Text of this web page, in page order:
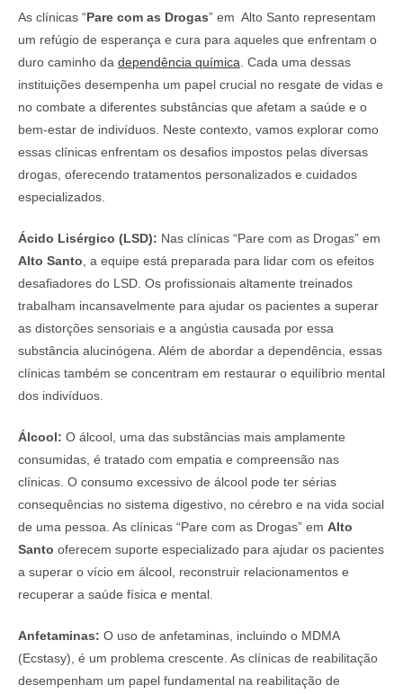
As clínicas “Pare com as Drogas” em Alto Santo representam
um refúgio de esperança e cura para aqueles que enfrentam o
duro caminho da dependência química . Cada uma dessas
instituições desempenha um papel crucial no resgate de vidas e
no combate a diferentes substâncias que afetam a saúde e o
bem-estar de indivíduos. Neste contexto, vamos explorar como
essas clínicas enfrentam os desafios impostos pelas diversas
drogas, oferecendo tratamentos personalizados e cuidados
especializados.
Ácido Lisérgico (LSD): Nas clínicas “Pare com as Drogas” em
Alto Santo , a equipe está preparada para lidar com os efeitos
desafiadores do LSD. Os profissionais altamente treinados
trabalham incansavelmente para ajudar os pacientes a superar
as distorções sensoriais e a angústia causada por essa
substância alucinógena. Além de abordar a dependência, essas
clínicas também se concentram em restaurar o equilíbrio mental
dos indivíduos.
Álcool: O álcool, uma das substâncias mais amplamente
consumidas, é tratado com empatia e compreensão nas
clínicas. O consumo excessivo de álcool pode ter sérias
consequências no sistema digestivo, no cérebro e na vida social
de uma pessoa. As clínicas “Pare com as Drogas” em Alto
Santo oferecem suporte especializado para ajudar os pacientes
a superar o vício em álcool, reconstruir relacionamentos e
recuperar a saúde física e mental.
Anfetaminas: O uso de anfetaminas, incluindo o MDMA
(Ecstasy), é um problema crescente. As clínicas de reabilitação
desempenham um papel fundamental na reabilitação de